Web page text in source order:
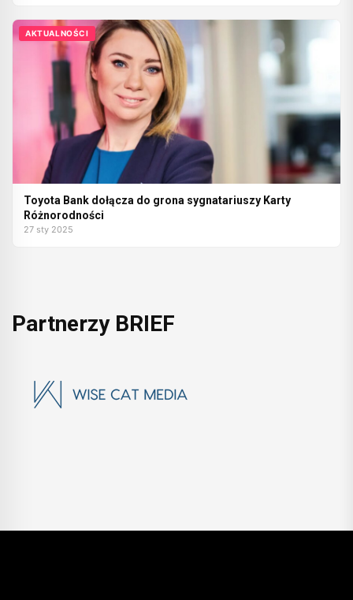
AKTUALNOŚCI
Toyota Bank dołącza do grona sygnatariuszy Karty
Różnorodności
27 sty 2025
Partnerzy BRIEF